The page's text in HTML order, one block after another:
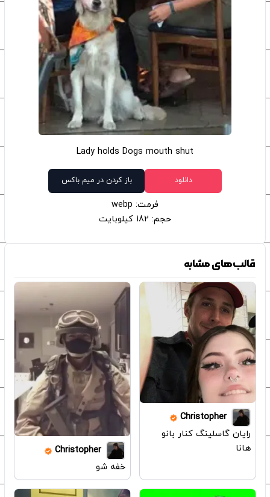
Lady holds Dogs mouth shut
دانلود باز کردن در میم باکس
فرمت: webp
حجم: 182 کیلوبایت
قالب‌های مشابه
Christopher
رایان گاسلینگ کنار بانو
هانا
Christopher
خفه شو